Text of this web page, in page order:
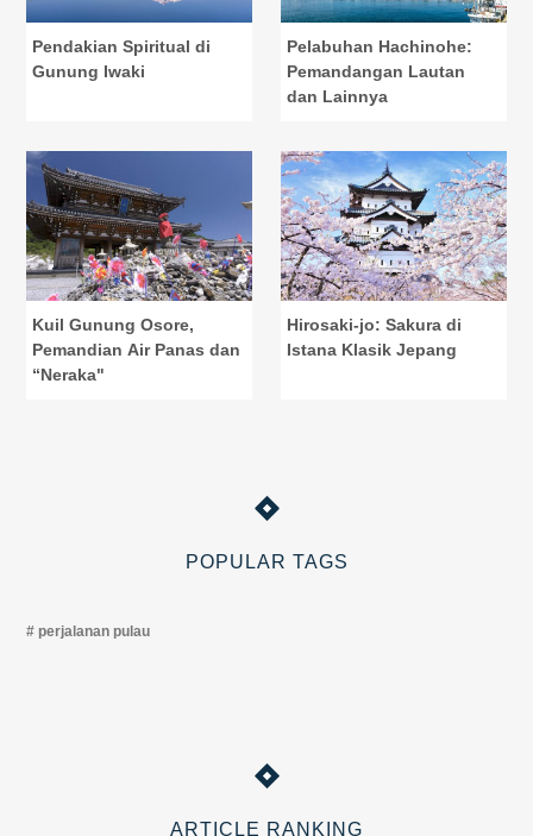
Pendakian Spiritual di
Gunung Iwaki
Pelabuhan Hachinohe:
Pemandangan Lautan
dan Lainnya
Kuil Gunung Osore,
Pemandian Air Panas dan
“Neraka"
Hirosaki-jo: Sakura di
Istana Klasik Jepang
POPULAR TAGS
perjalanan pulau
ARTICLE RANKING